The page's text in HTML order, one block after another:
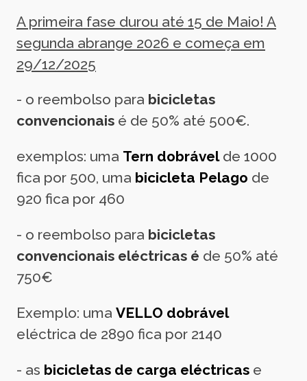
A primeira fase durou até 15 de Maio! A
segunda abrange 2026 e começa em
29/12/2025
- o reembolso para bicicletas
convencionais é de 50% até 500€.
exemplos: uma Tern dobrávelde 1000
fica por 500, uma bicicleta Pelago de
920 fica por 460
- o reembolso para bicicletas
convencionais eléctricas é de 50% até
750€
Exemplo: uma VELLO dobrável
eléctrica de 2890 fica por 2140
- as bicicletas de carga eléctricas e